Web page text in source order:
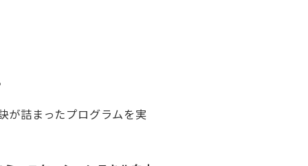
が詰まったプログラムを実